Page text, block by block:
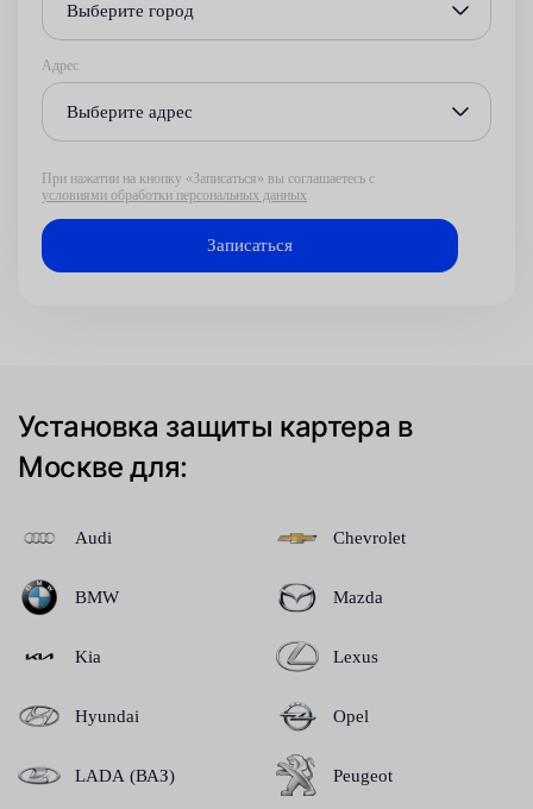
Выберите город
Адрес
Выберите адрес
При нажатии на кнопку «Записаться» вы соглашаетесь с
условиями обработки персональных данных
Установка защиты картера в
Москве для:
Audi
BMW
Kia
Hyundai
LADA (ВАЗ)
Chevrolet
Mazda
Lexus
Opel
Peugeot